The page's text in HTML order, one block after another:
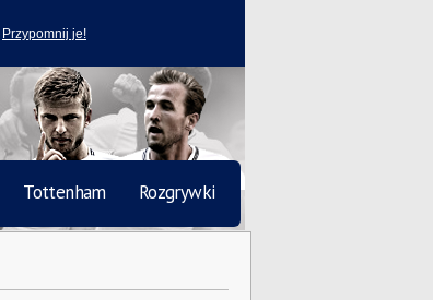
Przypomnij je!
Tottenham Rozgrywki